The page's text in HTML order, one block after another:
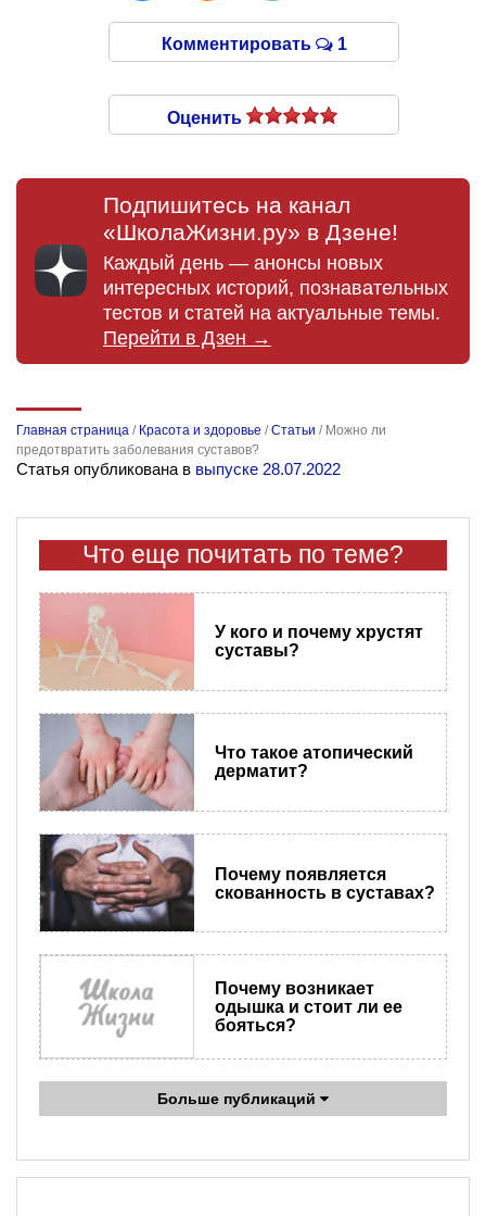
Комментировать 1
Оценить
Подпишитесь на канал
«ШколаЖизни.ру» в Дзене!
Каждый день — анонсы новых
интересных историй, познавательных
тестов и статей на актуальные темы.
Перейти в Дзен →
Главная страница / Красота и здоровье /Статьи / Можно ли
предотвратить заболевания суставов?
Статья опубликована в выпуске 28.07.2022
Что еще почитать по теме?
У кого и почему хрустят
суставы?
Что такое атопический
дерматит?
Почему появляется
скованность в суставах?
Почему возникает
одышка и стоит ли ее
бояться?
Больше публикаций